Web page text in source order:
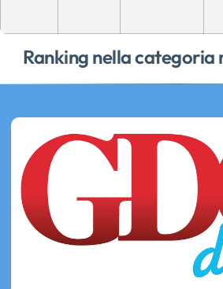
Ranking nella categoria